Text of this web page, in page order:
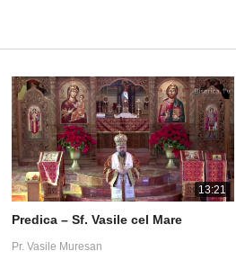
13:21
Predica – Sf. Vasile cel Mare
Pr. Vasile Muresan